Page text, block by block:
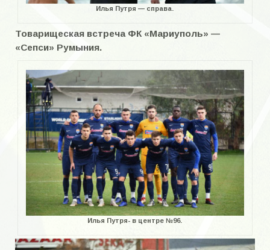
Илья Путря — справа.
Товарищеская встреча ФК «Мариуполь» —
«Сепси» Румыния.
Илья Путря- в центре №96.